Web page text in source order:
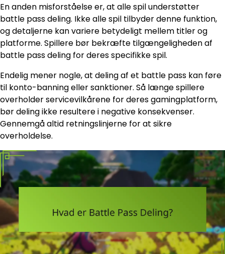
En anden misforståelse er, at alle spil understøtter
battle pass deling. Ikke alle spil tilbyder denne funktion,
og detaljerne kan variere betydeligt mellem titler og
platforme. Spillere bør bekræfte tilgængeligheden af
battle pass deling for deres specifikke spil.
Endelig mener nogle, at deling af et battle pass kan føre
til konto-banning eller sanktioner. Så længe spillere
overholder servicevilkårene for deres gamingplatform,
bør deling ikke resultere i negative konsekvenser.
Gennemgå altid retningslinjerne for at sikre
overholdelse.